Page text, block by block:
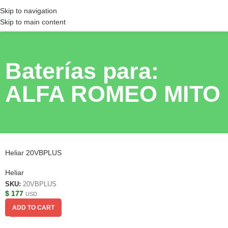
Skip to navigation
Skip to main content
Baterías para:
ALFA ROMEO MITO
Heliar 20VBPLUS
Heliar
SKU: 20VBPLUS
$ 177 USD
ADD TO CART